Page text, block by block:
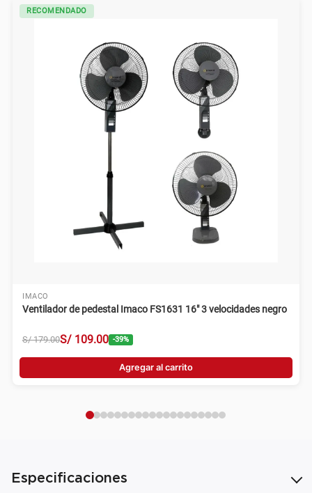
RECOMENDADO
IMACO
Ventilador de pedestal Imaco FS1631 16" 3 velocidades negro
S/ 179.00S/ 109.00 -39%
Agregar al carrito
Especificaciones